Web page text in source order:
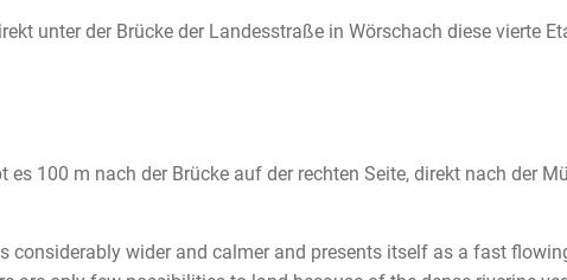
unter der Brücke der Landesstraße in Wörschach diese vierte
es 100 m nach der Brücke auf der rechten Seite, direkt nach der
considerably wider and calmer and presents itself as a fast